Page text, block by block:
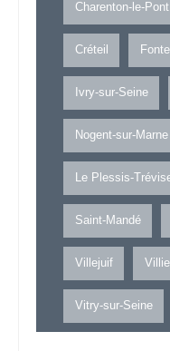
Charenton-le-Pont
Créteil
Ivry-sur-Seine
Nogent-sur-Marne
Le Plessis-
Saint-Mandé
Villejuif
Vitry-sur-Seine